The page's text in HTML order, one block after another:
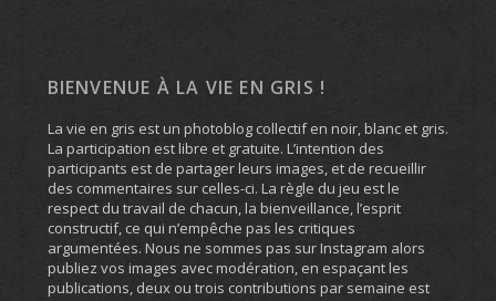
BIENVENUE À LA VIE EN GRIS !
La vie en gris est un photoblog collectif en noir, blanc et gris.
La participation est libre et gratuite. L’intention des
participants est de partager leurs images, et de recueillir
des commentaires sur celles-ci. La règle du jeu est le
respect du travail de chacun, la bienveillance, l’esprit
constructif, ce qui n’empêche pas les critiques
argumentées. Nous ne sommes pas sur Instagram alors
publiez vos images avec modération, en espaçant les
publications, deux ou trois contributions par semaine est